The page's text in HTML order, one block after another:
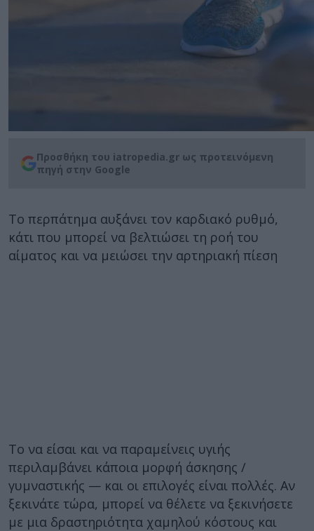
Προσθήκη του iatropedia.gr ως προτεινόμενη
πηγή στην Google
Το περπάτημα αυξάνει τον καρδιακό ρυθμό,
κάτι που μπορεί να βελτιώσει τη ροή του
αίματος και να μειώσει την αρτηριακή πίεση
Το να είσαι και να παραμείνεις υγιής
περιλαμβάνει κάποια μορφή άσκησης /
γυμναστικής — και οι επιλογές είναι πολλές. Αν
ξεκινάτε τώρα, μπορεί να θέλετε να ξεκινήσετε
με μια δραστηριότητα χαμηλού κόστους και